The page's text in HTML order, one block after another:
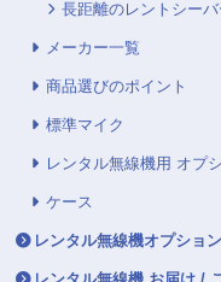
長距離のレントシー
メーカー一覧
商品選びのポイント
標準マイク
レンタル無線機用 オプ
ケース
レンタル無線機オプショ